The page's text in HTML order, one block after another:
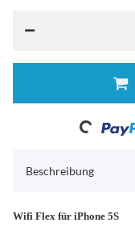
Loading...
Beschreibung
Wifi Flex für iPhone 5S